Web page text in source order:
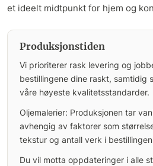
et ideelt midtpunkt for hjem og
Produksjonstiden
Vi prioriterer rask levering og
bestillingene dine raskt, samtidig
våre høyeste kvalitetsstandarder.
Oljemalerier: Produksjonen tar
avhengig av faktorer som
tekstur og antall verk i
Du vil motta oppdateringer i alle